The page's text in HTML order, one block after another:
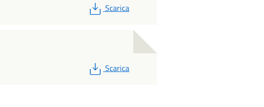
PDF
Scarica
PDF
Scarica